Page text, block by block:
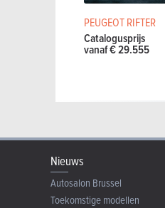
PEUGEOT RIFTER
Catalogusprijs
vanaf € 29.555
Nieuws
Autosalon Brussel
Toekomstige modellen